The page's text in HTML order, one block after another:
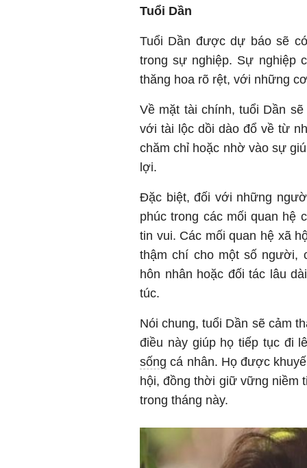
Tuổi Dần
Tuổi Dần được dự báo sẽ
trong sự nghiệp. Sự nghiệp
thăng hoa rõ rệt, với những
Về mặt tài chính, tuổi Dần
với tài lộc dồi dào đổ về từ
chăm chỉ hoặc nhờ vào sự
lợi.
Đặc biệt, đối với những
phúc trong các mối quan hệ
tin vui. Các mối quan hệ xã
thậm chí cho một số người,
hôn nhân hoặc đối tác lâu
túc.
Nói chung, tuổi Dần sẽ cảm
điều này giúp họ tiếp tục đi
sống cá nhân. Họ được
hội, đồng thời giữ vững niềm
trong tháng này.